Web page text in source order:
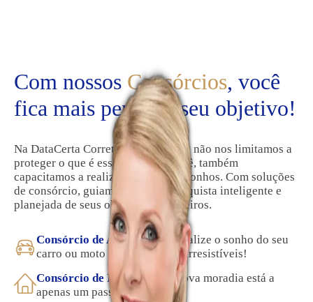
Com nossos Consórcios, você
fica mais perto do seu objetivo!
Na DataCerta Corretora de Seguros, não nos limitamos a
proteger o que é essencial para você, também
capacitamos a realização dos seus sonhos. Com soluções
de consórcio, guiamos você na conquista inteligente e
planejada de seus objetivos financeiros.
Consórcio de Automóveis:
Realize o sonho do seu
carro ou moto com condições irresistíveis!
Consórcio de Imóveis:
Sua nova moradia está a
apenas um passo de distância!